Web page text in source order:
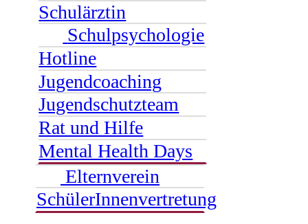
Schulärztin
Schulpsychologie
Hotline
Jugendcoaching
Jugendschutzteam
Rat und Hilfe
Mental Health Days
Elternverein
SchülerInnenvertretung